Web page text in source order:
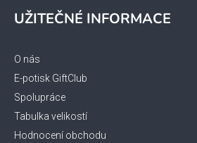
UŽITEČNÉ INFORMACE
O nás
E-potisk GiftClub
Spolupráce
Tabulka velikostí
Hodnocení obchodu